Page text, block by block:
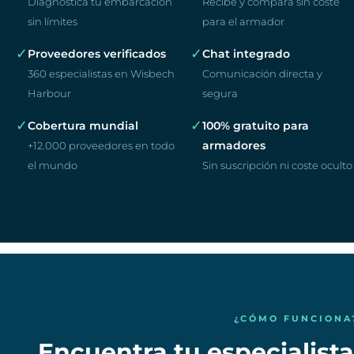
sin límites
para el armador
✓ Proveedores verificados
360 especialistas en Wisbech
Harbour
✓Chat integrado
Comunicación directa y
segura
✓Cobertura mundial
+12.000 proveedores en todo
el mundo
✓100% gratuito para
armadores
Sin suscripción ni coste oculto
¿CÓMO